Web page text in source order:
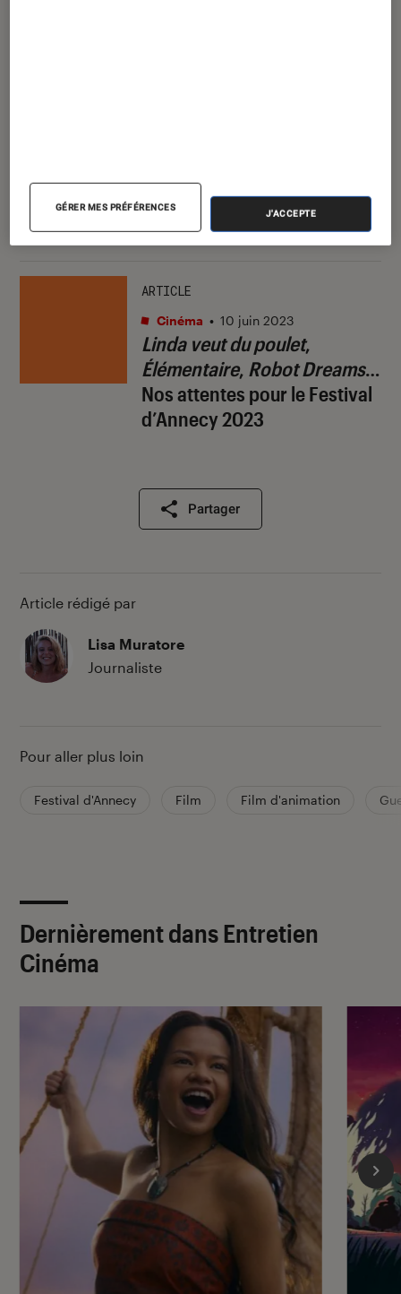
du tableau périodique
Linda veut du poulet,
Élémentaire, Robot Dreams…
Nos attentes pour le Festival
d’Annecy 2023
ARTICLE
Cinéma • 10 juin 2023
Partager
Article rédigé par
Lisa Muratore
Journaliste
Pour aller plus loin
Festival d'Annecy Film Film d'animation
Dernièrement dans Entretien
Cinéma
GÉRER MES PRÉFÉRENCES
J'ACCEPTE